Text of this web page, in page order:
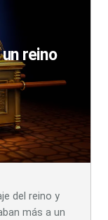
reino
del reino y
más a un